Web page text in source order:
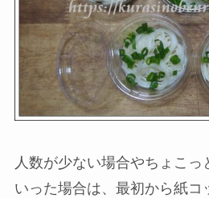
人数が少ない場合やちょこっ
いった場合は、最初から紙コ